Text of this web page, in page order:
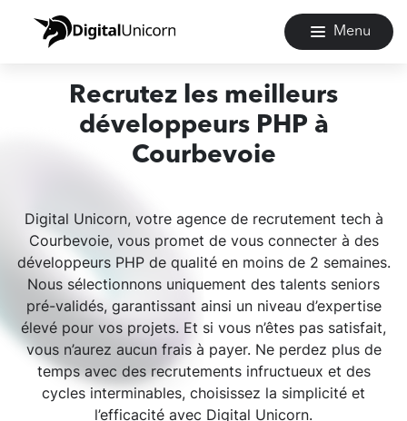
Menu
Recrutez les meilleurs
développeurs PHP à
Courbevoie
Digital Unicorn, votre agence de recrutement tech à
Courbevoie, vous promet de vous connecter à des
développeurs PHP de qualité en moins de 2 semaines.
Nous sélectionnons uniquement des talents seniors
pré-validés, garantissant ainsi un niveau d’expertise
élevé pour vos projets. Et si vous n’êtes pas satisfait,
vous n’aurez aucun frais à payer. Ne perdez plus de
temps avec des recrutements infructueux et des
cycles interminables, choisissez la simplicité et
l’efficacité avec Digital Unicorn.